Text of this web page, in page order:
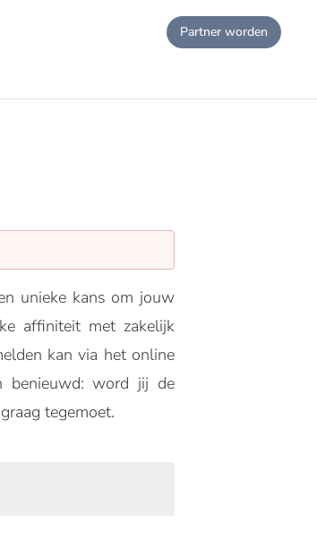
Partner worden
unieke kans om jouw
affiniteit met zakelijk
kan via het online
benieuwd: word jij de
tegemoet.